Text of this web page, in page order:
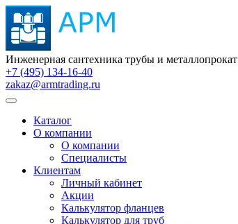
Инженерная сантехника трубы и металлопрокат
+7 (495) 134-16-40
zakaz@armtrading.ru
Каталог
О компании
О компании
Специалисты
Клиентам
Личный кабинет
Акции
Калькулятор фланцев
Калькулятор для труб